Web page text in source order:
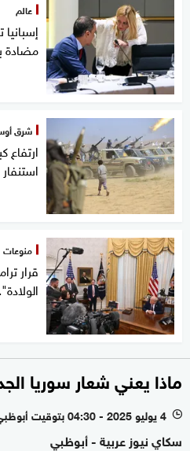
عالم
مضادة
شرق
ارتفاع
منوعات
قرار
الولادة"..
ماذا يعني شعار سوريا
l 4 يوليو 2025 - 04:30 بتوقيت أبوظبي
سكاي نيوز عربية - أبوظبي